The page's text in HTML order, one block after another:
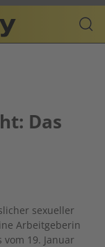
Das
sexueller
Arbeitgeberin
19. Januar